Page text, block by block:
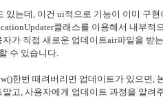
있는데, 이건 ui적으로 기능이 이미 구
클래스를 이용해서 내부적
가 직접 새로운 업데이트air파일을 받
수 있습니다.
한번 때려버리면 업데이트가 있으면,
고, 사용자에게 업데이트 과정을 알려